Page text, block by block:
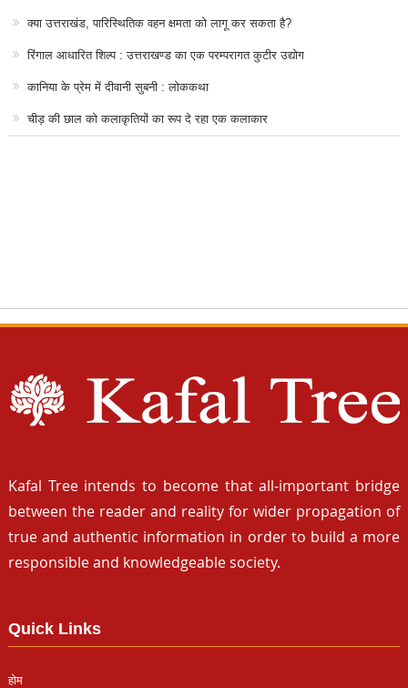
क्या उत्तराखंड, पारिस्थितिक वहन क्षमता को लागू कर सकता है?
रिंगाल आधारित शिल्प : उत्तराखण्ड का एक परम्परागत कुटीर उद्योग
कानिया के प्रेम में दीवानी सुबनी : लोककथा
चीड़ की छाल को कलाकृतियों का रूप दे रहा एक कलाकार
Kafal Tree intends to become that all-important bridge
between the reader and reality for wider propagation of
true and authentic information in order to build a more
responsible and knowledgeable society.
Quick Links
होम